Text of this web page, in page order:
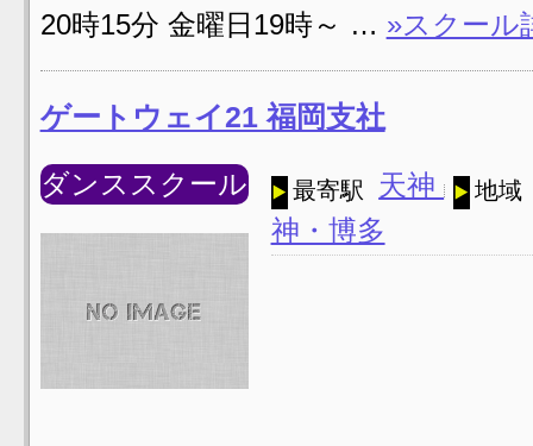
20時15分 金曜日19時～ … »スクール
ゲートウェイ21 福岡支社
ダンススクール 最寄駅 天神 地域
神・博多